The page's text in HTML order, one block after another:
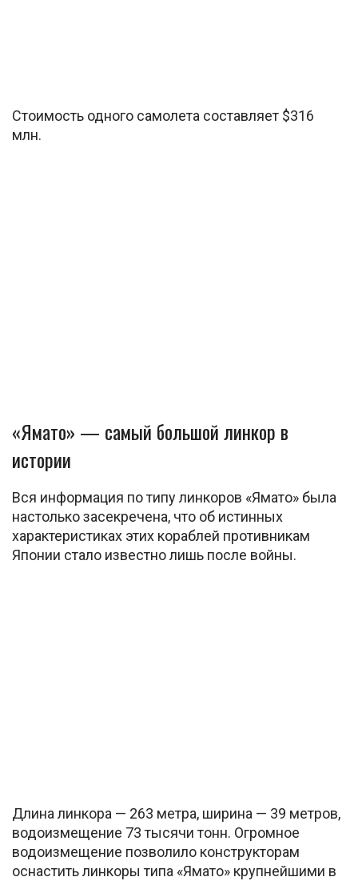
Стоимость одного самолета составляет $316
млн.
«Ямато» — самый большой линкор в
истории
Вся информация по типу линкоров «Ямато» была
настолько засекречена, что об истинных
характеристиках этих кораблей противникам
Японии стало известно лишь после войны.
Длина линкора — 263 метра, ширина — 39 метров,
водоизмещение 73 тысячи тонн. Огромное
водоизмещение позволило конструкторам
оснастить линкоры типа «Ямато» крупнейшими в